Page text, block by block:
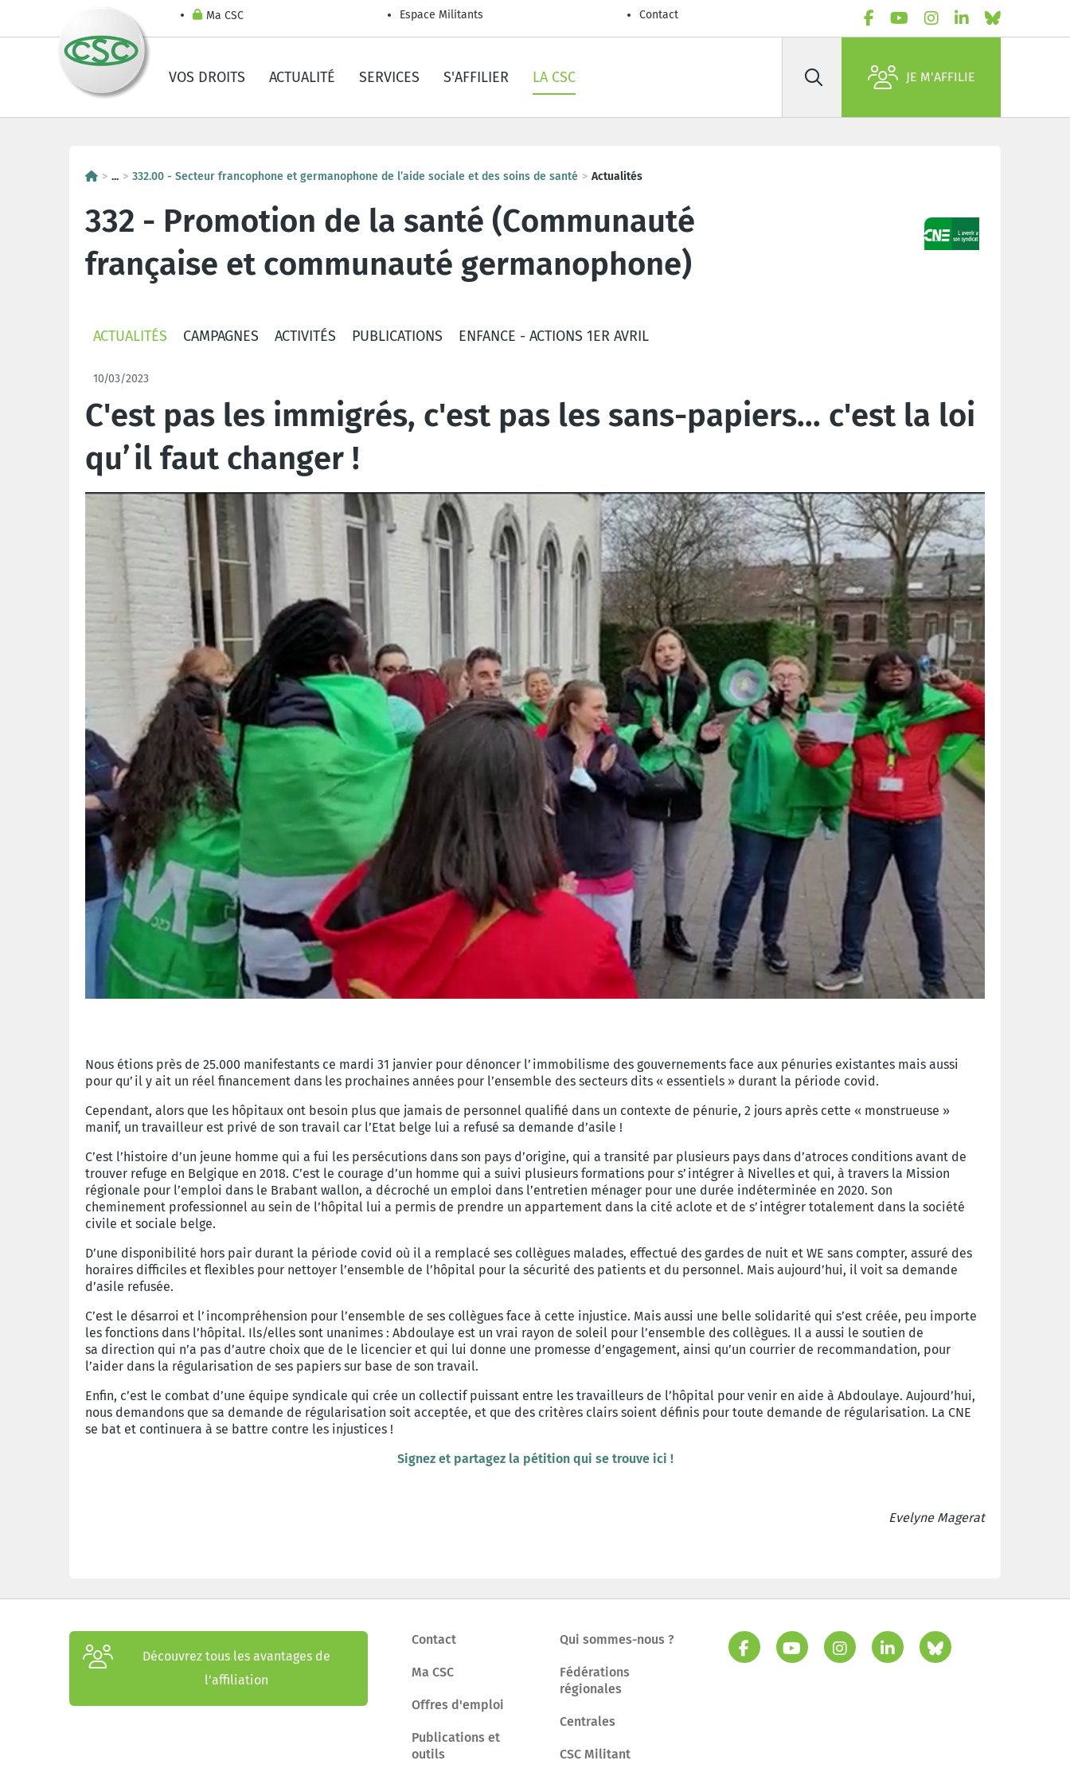
Ma CSC Espace Militants Contact
VOS DROITS ACTUALITÉ SERVICES S'AFFILIER LA CSC Rechercher JE M'AFFILIE
... 332.00 - Secteur francophone et germanophone de l’aide sociale et des soins de santé Actualités
332 - Promotion de la santé (Communauté
française et communauté germanophone)
ACTUALITÉS CAMPAGNES ACTIVITÉS PUBLICATIONS ENFANCE - ACTIONS 1ER AVRIL
10/03/2023
C'est pas les immigrés, c'est pas les sans-papiers... c'est la loi
qu’il faut changer !
Nous étions près de 25.000 manifestants ce mardi 31 janvier pour dénoncer l’immobilisme des gouvernements face aux pénuries existantes mais aussi
pour qu’il y ait un réel financement dans les prochaines années pour l’ensemble des secteurs dits « essentiels » durant la période covid.
Cependant, alors que les hôpitaux ont besoin plus que jamais de personnel qualifié dans un contexte de pénurie, 2 jours après cette « monstrueuse »
manif, un travailleur est privé de son travail car l’Etat belge lui a refusé sa demande d’asile !
C’est l’histoire d’un jeune homme qui a fui les persécutions dans son pays d’origine, qui a transité par plusieurs pays dans d’atroces conditions avant de
trouver refuge en Belgique en 2018. C’est le courage d’un homme qui a suivi plusieurs formations pour s’intégrer à Nivelles et qui, à travers la Mission
régionale pour l’emploi dans le Brabant wallon, a décroché un emploi dans l’entretien ménager pour une durée indéterminée en 2020. Son
cheminement professionnel au sein de l’hôpital lui a permis de prendre un appartement dans la cité aclote et de s’intégrer totalement dans la société
civile et sociale belge.
D’une disponibilité hors pair durant la période covid où il a remplacé ses collègues malades, effectué des gardes de nuit et WE sans compter, assuré des
horaires difficiles et flexibles pour nettoyer l’ensemble de l’hôpital pour la sécurité des patients et du personnel. Mais aujourd’hui, il voit sa demande
d’asile refusée.
C’est le désarroi et l’incompréhension pour l’ensemble de ses collègues face à cette injustice. Mais aussi une belle solidarité qui s’est créée, peu importe
les fonctions dans l’hôpital. Ils/elles sont unanimes : Abdoulaye est un vrai rayon de soleil pour l’ensemble des collègues. Il a aussi le soutien de
sa direction qui n’a pas d’autre choix que de le licencier et qui lui donne une promesse d’engagement, ainsi qu’un courrier de recommandation, pour
l’aider dans la régularisation de ses papiers sur base de son travail.
Enfin, c’est le combat d’une équipe syndicale qui crée un collectif puissant entre les travailleurs de l’hôpital pour venir en aide à Abdoulaye. Aujourd’hui,
nous demandons que sa demande de régularisation soit acceptée, et que des critères clairs soient définis pour toute demande de régularisation. La CNE
se bat et continuera à se battre contre les injustices !
Signez et partagez la pétition qui se trouve ici !
Evelyne Magerat
Découvrez tous les avantages de
l’affiliation
Contact
Ma CSC
Offres d'emploi
Publications et
outils
Qui sommes-nous ?
Fédérations
régionales
Centrales
CSC Militant